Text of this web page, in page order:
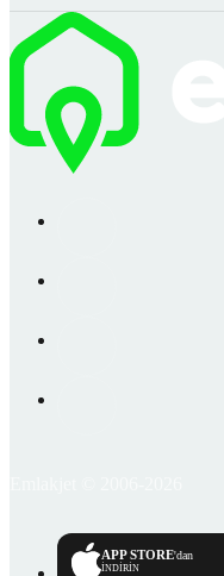
APP STORE'dan
İNDİRİN